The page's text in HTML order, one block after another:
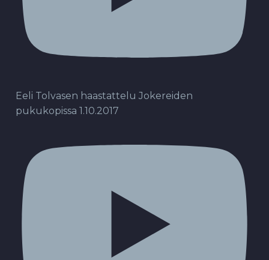
Eeli Tolvasen haastattelu Jokereiden
pukukopissa 1.10.2017